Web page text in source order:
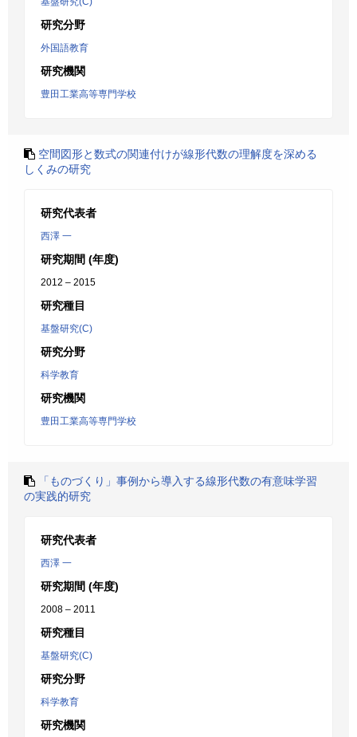
研究分野
外国語教育
研究機関
豊田工業高等専門学校
空間図形と数式の関連付けが線形代数の理解度を深める
しくみの研究
研究代表者
西澤 一
研究期間 (年度)
2012 – 2015
研究種目
基盤研究(C)
研究分野
科学教育
研究機関
豊田工業高等専門学校
「ものづくり」事例から導入する線形代数の有意味学習
の実践的研究
研究代表者
西澤 一
研究期間 (年度)
2008 – 2011
研究種目
基盤研究(C)
研究分野
科学教育
研究機関